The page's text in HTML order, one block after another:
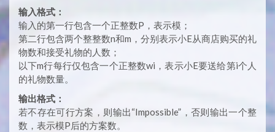
输入格式：
输入的第一行包含一个正整数P，表示模；
第二行包含两个整整数n和m，分别表示小E从商店购买的礼
物数和接受礼物的人数；
以下m行每行仅包含一个正整数wi，表示小E要送给第i个人
的礼物数量。
输出格式：
若不存在可行方案，则输出“Impossible”，否则输出一个整
数，表示模P后的方案数。